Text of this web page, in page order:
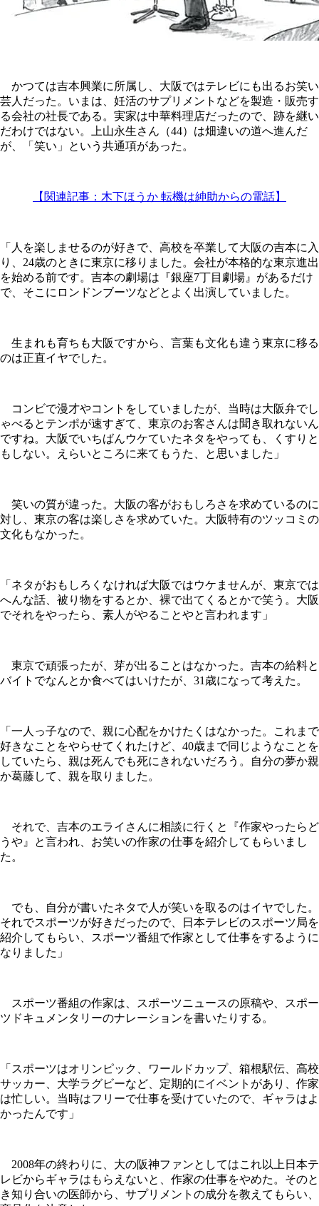
かつては吉本興業に所属し、大阪ではテレビにも出るお笑い
芸人だった。いまは、妊活のサプリメントなどを製造・販売す
る会社の社長である。実家は中華料理店だったので、跡を継い
だわけではない。上山永生さん（44）は畑違いの道へ進んだ
が、「笑い」という共通項があった。
【関連記事：木下ほうか 転機は紳助からの電話】
「人を楽しませるのが好きで、高校を卒業して大阪の吉本に入
り、24歳のときに東京に移りました。会社が本格的な東京進出
を始める前です。吉本の劇場は『銀座7丁目劇場』があるだけ
で、そこにロンドンブーツなどとよく出演していました。
生まれも育ちも大阪ですから、言葉も文化も違う東京に移る
のは正直イヤでした。
コンビで漫才やコントをしていましたが、当時は大阪弁でし
ゃべるとテンポが速すぎて、東京のお客さんは聞き取れないん
ですね。大阪でいちばんウケていたネタをやっても、くすりと
もしない。えらいところに来てもうた、と思いました」
笑いの質が違った。大阪の客がおもしろさを求めているのに
対し、東京の客は楽しさを求めていた。大阪特有のツッコミの
文化もなかった。
「ネタがおもしろくなければ大阪ではウケませんが、東京では
へんな話、被り物をするとか、裸で出てくるとかで笑う。大阪
でそれをやったら、素人がやることやと言われます」
東京で頑張ったが、芽が出ることはなかった。吉本の給料と
バイトでなんとか食べてはいけたが、31歳になって考えた。
「一人っ子なので、親に心配をかけたくはなかった。これまで
好きなことをやらせてくれたけど、40歳まで同じようなことを
していたら、親は死んでも死にきれないだろう。自分の夢か親
か葛藤して、親を取りました。
それで、吉本のエライさんに相談に行くと『作家やったらど
うや』と言われ、お笑いの作家の仕事を紹介してもらいまし
た。
でも、自分が書いたネタで人が笑いを取るのはイヤでした。
それでスポーツが好きだったので、日本テレビのスポーツ局を
紹介してもらい、スポーツ番組で作家として仕事をするように
なりました」
スポーツ番組の作家は、スポーツニュースの原稿や、スポー
ツドキュメンタリーのナレーションを書いたりする。
「スポーツはオリンピック、ワールドカップ、箱根駅伝、高校
サッカー、大学ラグビーなど、定期的にイベントがあり、作家
は忙しい。当時はフリーで仕事を受けていたので、ギャラはよ
かったんです」
2008年の終わりに、大の阪神ファンとしてはこれ以上日本テ
レビからギャラはもらえないと、作家の仕事をやめた。そのと
き知り合いの医師から、サプリメントの成分を教えてもらい、